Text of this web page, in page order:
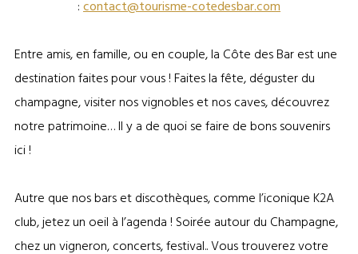
:contact@tourisme-cotedesbar.com
Entre amis, en famille, ou en couple, la Côte des Bar est une
destination faites pour vous ! Faites la fête, déguster du
champagne, visiter nos vignobles et nos caves, découvrez
notre patrimoine… Il y a de quoi se faire de bons souvenirs
ici !
Autre que nos bars et discothèques, comme l’iconique K2A
club, jetez un oeil à l’agenda ! Soirée autour du Champagne,
chez un vigneron, concerts, festival.. Vous trouverez votre